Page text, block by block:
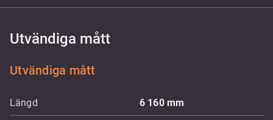
Utvändiga mått
Utvändiga mått
Längd 6 160 mm